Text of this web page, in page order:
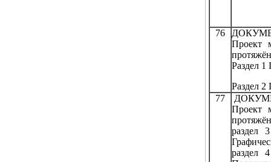
76
Проект
Раздел 1
Раздел 2
77
Проект
раздел
раздел